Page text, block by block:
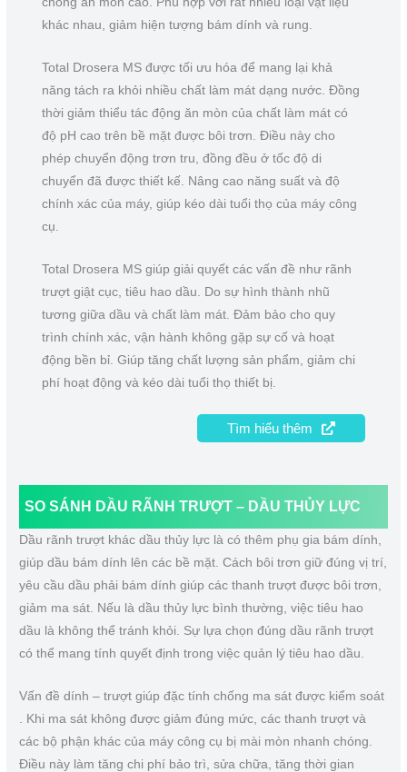
khác nhau, giảm hiện tượng bám dính và rung.
Total Drosera MS được tối ưu hóa để mang lại khả
năng tách ra khỏi nhiều chất làm mát dạng nước. Đồng
thời giảm thiểu tác động ăn mòn của chất làm mát có
độ pH cao trên bề mặt được bôi trơn. Điều này cho
phép chuyển động trơn tru, đồng đều ở tốc độ di
chuyển đã được thiết kế. Nâng cao năng suất và độ
chính xác của máy, giúp kéo dài tuổi thọ của máy công
cụ.
Total Drosera MS giúp giải quyết các vấn đề như rãnh
trượt giật cục, tiêu hao dầu. Do sự hình thành nhũ
tương giữa dầu và chất làm mát. Đảm bảo cho quy
trình chính xác, vận hành không gặp sự cố và hoạt
động bền bỉ. Giúp tăng chất lượng sản phẩm, giảm chi
phí hoạt động và kéo dài tuổi thọ thiết bị.
Tìm hiểu thêm
SO SÁNH DẦU RÃNH TRƯỢT – DẦU THỦY LỰC
Dầu rãnh trượt khác dầu thủy lực là có thêm phụ gia bám dính,
giúp dầu bám dính lên các bề mặt. Cách bôi trơn giữ đúng vị trí,
yêu cầu dầu phải bám dính giúp các thanh trượt được bôi trơn,
giảm ma sát. Nếu là dầu thủy lực bình thường, việc tiêu hao
dầu là không thể tránh khỏi. Sự lựa chọn đúng dầu rãnh trượt
có thể mang tính quyết định trong việc quản lý tiêu hao dầu.
Vấn đề dính – trượt giúp đặc tính chống ma sát được kiểm soát
. Khi ma sát không được giảm đúng mức, các thanh trượt và
các bộ phận khác của máy công cụ bị mài mòn nhanh chóng.
Điều này làm tăng chi phí bảo trì, sửa chữa, tăng thời gian